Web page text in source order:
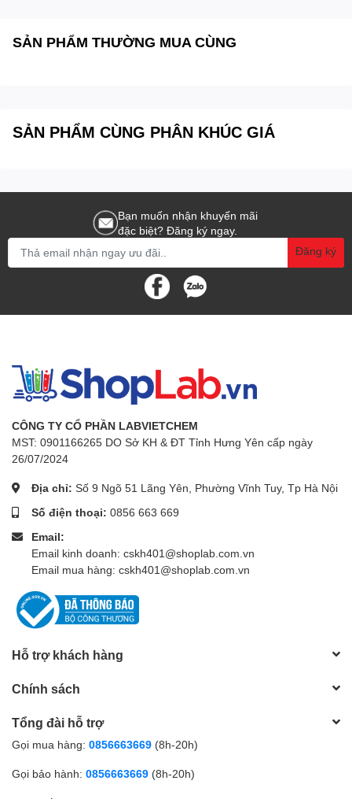
SẢN PHẨM THƯỜNG MUA CÙNG
SẢN PHẨM CÙNG PHÂN KHÚC GIÁ
Bạn muốn nhận khuyến mãi
đặc biệt? Đăng ký ngay.
Đăng ký
CÔNG TY CỔ PHẦN LABVIETCHEM
MST: 0901166265 DO Sở KH & ĐT Tỉnh Hưng Yên cấp ngày
26/07/2024
Địa chỉ: Số 9 Ngõ 51 Lãng Yên, Phường Vĩnh Tuy, Tp Hà Nội
Số điện thoại: 0856 663 669
Email:
Email kinh doanh: cskh401@shoplab.com.vn
Email mua hàng: cskh401@shoplab.com.vn
Hỗ trợ khách hàng
Chính sách
Tổng đài hỗ trợ
Gọi mua hàng: 0856663669 (8h-20h)
Gọi bảo hành: 0856663669 (8h-20h)